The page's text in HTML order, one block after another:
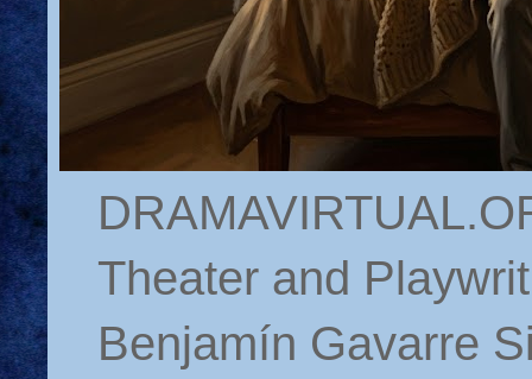
Theater and
Benjamín Gavarre